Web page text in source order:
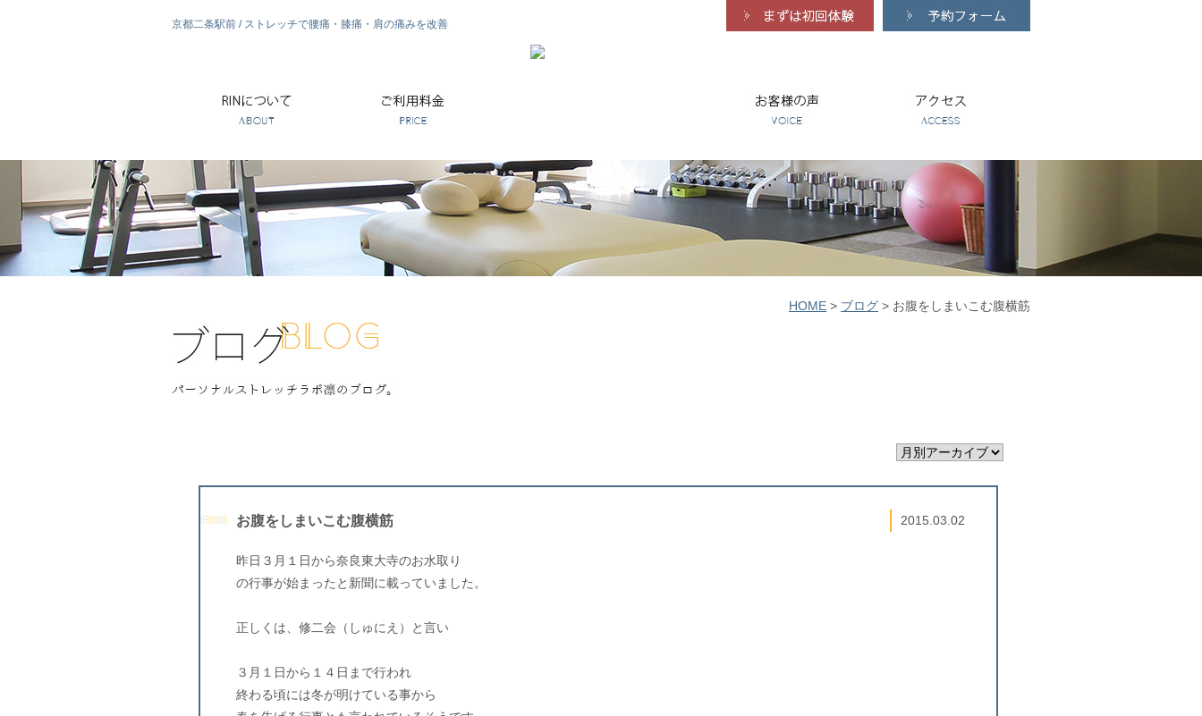
京都二条駅前 / ストレッチで腰痛・膝痛・肩の痛みを改善
HOME > ブログ > お腹をしまいこむ腹横筋
2015.03.02
お腹をしまいこむ腹横筋
昨日３月１日から奈良東大寺のお水取り
の行事が始まったと新聞に載っていました。
正しくは、修二会（しゅにえ）と言い
３月１日から１４日まで行われ
終わる頃には冬が明けている事から